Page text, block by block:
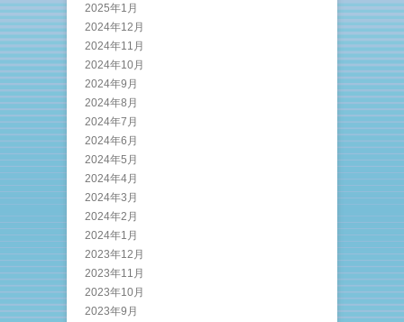
2025年1月
2024年12月
2024年11月
2024年10月
2024年9月
2024年8月
2024年7月
2024年6月
2024年5月
2024年4月
2024年3月
2024年2月
2024年1月
2023年12月
2023年11月
2023年10月
2023年9月